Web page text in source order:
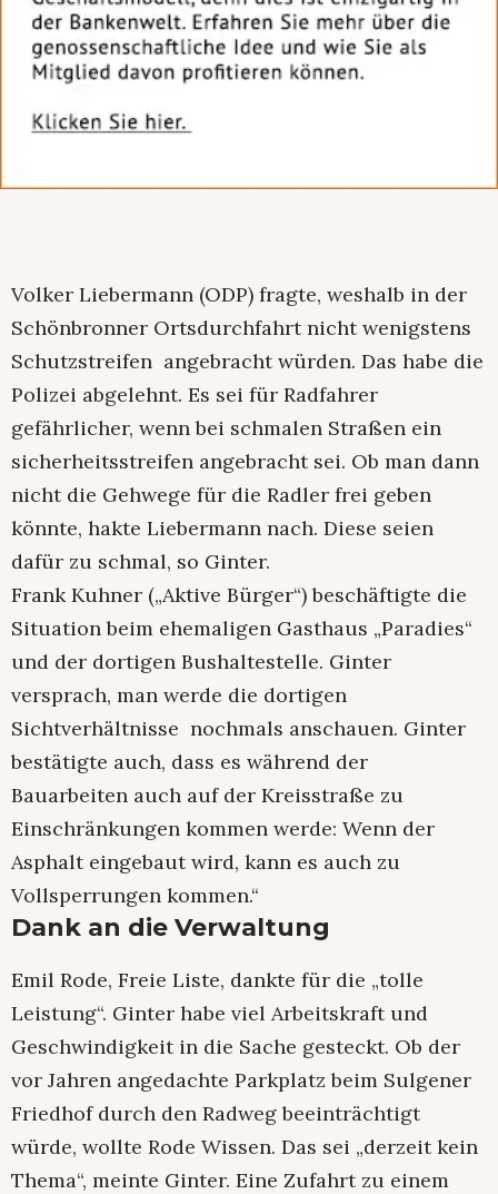
Volker Liebermann (ODP) fragte, weshalb in der
Schönbronner Ortsdurchfahrt nicht wenigstens
Schutzstreifen angebracht würden. Das habe die
Polizei abgelehnt. Es sei für Radfahrer
gefährlicher, wenn bei schmalen Straßen ein
sicherheitsstreifen angebracht sei. Ob man dann
nicht die Gehwege für die Radler frei geben
könnte, hakte Liebermann nach. Diese seien
dafür zu schmal, so Ginter.
Frank Kuhner („Aktive Bürger“) beschäftigte die
Situation beim ehemaligen Gasthaus „Paradies“
und der dortigen Bushaltestelle. Ginter
versprach, man werde die dortigen
Sichtverhältnisse nochmals anschauen. Ginter
bestätigte auch, dass es während der
Bauarbeiten auch auf der Kreisstraße zu
Einschränkungen kommen werde: Wenn der
Asphalt eingebaut wird, kann es auch zu
Vollsperrungen kommen.“
Dank an die Verwaltung
Emil Rode, Freie Liste, dankte für die „tolle
Leistung“. Ginter habe viel Arbeitskraft und
Geschwindigkeit in die Sache gesteckt. Ob der
vor Jahren angedachte Parkplatz beim Sulgener
Friedhof durch den Radweg beeinträchtigt
würde, wollte Rode Wissen. Das sei „derzeit kein
Thema“, meinte Ginter. Eine Zufahrt zu einem